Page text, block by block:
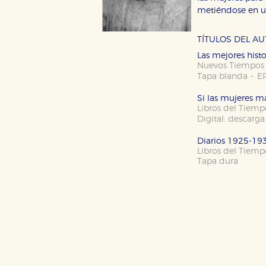
metiéndose en
TÍTULOS DEL
Las mejores
Nuevos Tiempos
Tapa blanda -
Si las mujeres
Libros del
Digital: descarga
Diarios 1925-
Libros del
Tapa dura
CONFIGURACIÓN DE
Cookies necesarias
hacerlo desde el navegador,
Cookies de rendimiento y